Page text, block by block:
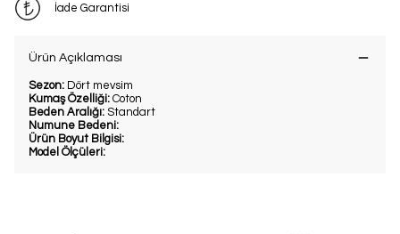
İade Garantisi
Ürün Açıklaması
Sezon: Dört mevsim
Kumaş Özelliği: Coton
Beden Aralığı: Standart
Numune Bedeni:
Ürün Boyut Bilgisi:
Model Ölçüleri: